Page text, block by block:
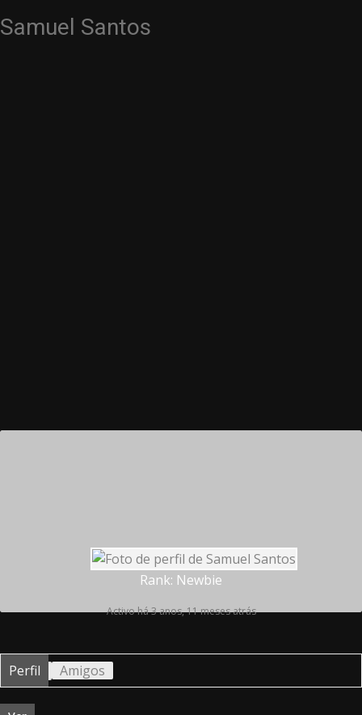
Samuel Santos
Rank: Newbie
Activo há 3 anos, 11 meses atrás
Perfil Amigos